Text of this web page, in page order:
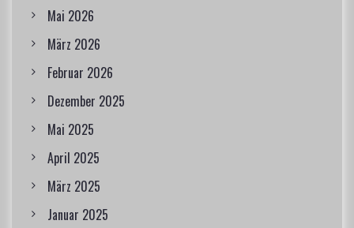
Mai 2026
März 2026
Februar 2026
Dezember 2025
Mai 2025
April 2025
März 2025
Januar 2025